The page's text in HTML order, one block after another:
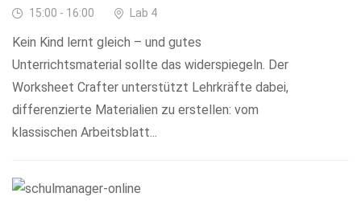
15:00 - 16:00 Lab 4
Kein Kind lernt gleich – und gutes
Unterrichtsmaterial sollte das widerspiegeln. Der
Worksheet Crafter unterstützt Lehrkräfte dabei,
differenzierte Materialien zu erstellen: vom
klassischen Arbeitsblatt...